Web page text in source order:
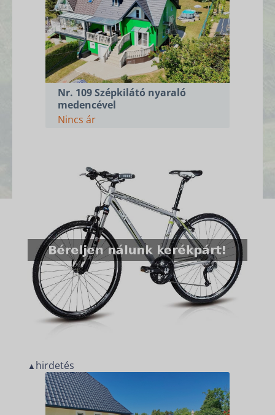
Nr. 109 Szépkilátó nyaraló
medencével
Nincs ár
▲ hirdetés